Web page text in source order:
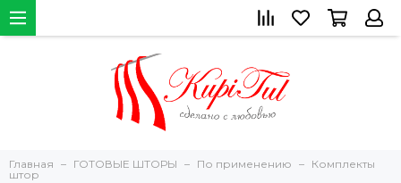
Главная ГОТОВЫЕ ШТОРЫ По применению
Комплекты
штор